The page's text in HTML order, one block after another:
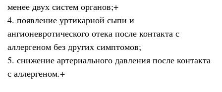
менее двух систем органов;+
4. появление уртикарной сыпи и
ангионевротического отека после контакта с
аллергеном без других симптомов;
5. снижение артериального давления после контакта
с аллергеном.+